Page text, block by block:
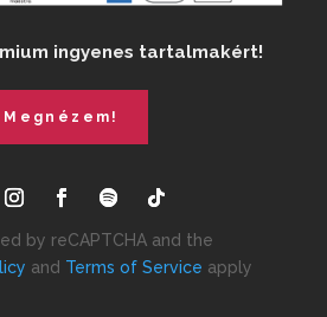
ingyenes tartalmakért!
Megnézem!
by reCAPTCHA and the
and Terms of Service apply